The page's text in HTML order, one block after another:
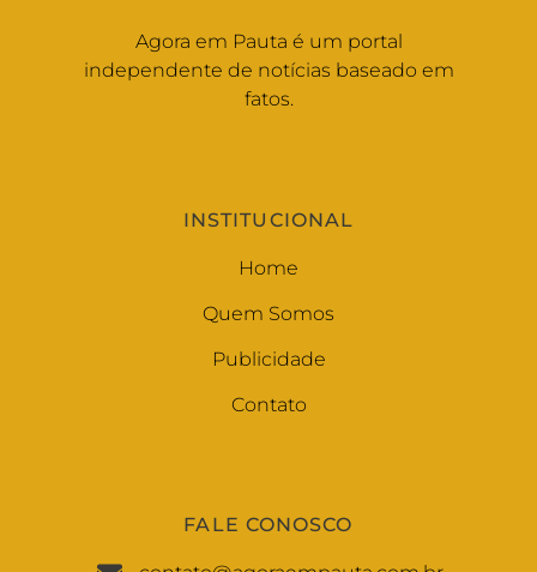
Agora em Pauta é um portal
independente de notícias baseado em
fatos.
INSTITUCIONAL
Home
Quem Somos
Publicidade
Contato
FALE CONOSCO